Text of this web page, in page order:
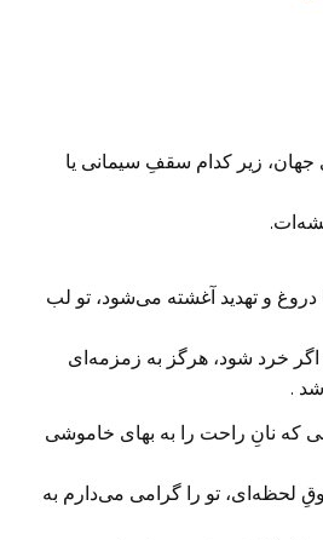
زیر کدام سقفِ سیمانی یا
و تهدید آغشته می‌شود، تو لب
خرد شود، هرگز به زمزمه‌ای
.
که نانِ راحت را به بهای خاموشی
لحظه‌ای، تو را گرامی می‌دارم به